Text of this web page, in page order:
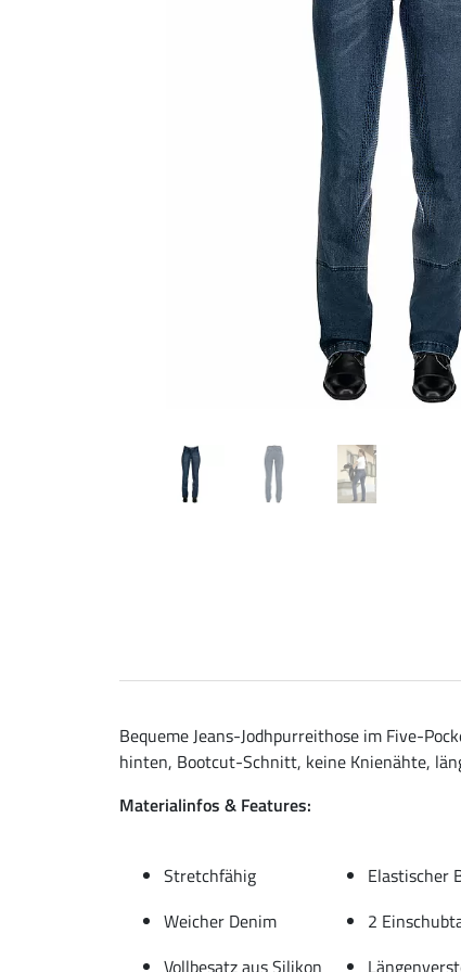
Bequeme Jeans-Jodhpurreithose im Five-
hinten, Bootcut-Schnitt, keine Knienähte,
Materialinfos & Features:
Stretchfähig
Elastischer
Weicher Denim
2
Vollbesatz aus Silikon